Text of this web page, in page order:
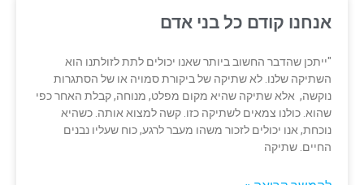
אנחנו קודם כל בני אדם
"ייתכן שהדבר החשוב ביותר שאנו יכולים לתת לזולתנו הוא
השתיקה שלנו. לא שתיקה של ביקורת סמויה או של הסתגרות
נוקשה, אלא שתיקה שהיא מקום מפלט, מנוחה, קבלת האחר כפי
שהוא. כולנו צמאים לשתיקה כזו. קשה למצוא אותה. כשהיא
נוכחת, אנו יכולים לזכור משהו מעבר לרגע, כוח שעליו נבנים
החיים. שתיקה